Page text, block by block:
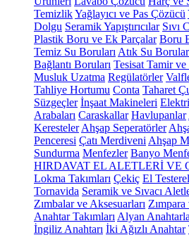
TemizlikYağlayıcı ve Pas Çözücü
Dolgu Seramik Yapıştırıcılar Sıvı
Plastik Boru ve Ek Parçalar Boru
Temiz Su Boruları Atık Su
Bağlantı Boruları Tesisat Tamir
Musluk Uzatma Regülatörler
Tahliye Hortumu Conta Taharet
Süzgeçler İnşaat Makineleri
Arabaları Caraskallar Havlupanlar
Keresteler Ahşap Seperatörler
Penceresi Çatı Merdiveni Ahşap
Sundurma Menfezler Banyo
HIRDAVAT EL ALETLERİ VE
Lokma Takımları Çekiç El
Tornavida Seramik ve Sıvacı
Zımbalar ve Aksesuarları
Anahtar Takımları Alyan
İngiliz Anahtarı İki Ağızlı Anahtar